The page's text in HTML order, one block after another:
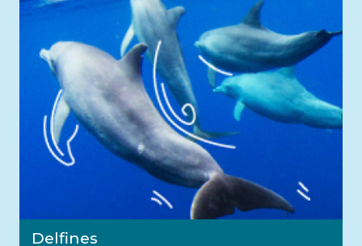
Delfines